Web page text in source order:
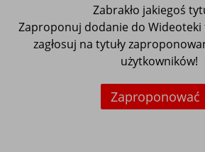
Zabrakło jakiegoś
Zaproponuj dodanie do
zagłosuj na tytuły
użytkowników!
Zaproponować